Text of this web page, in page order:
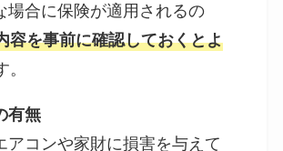
場合に保険が適用されるの
容を事前に確認しておくとよ
。
有無
アコンや家財に損害を与えて